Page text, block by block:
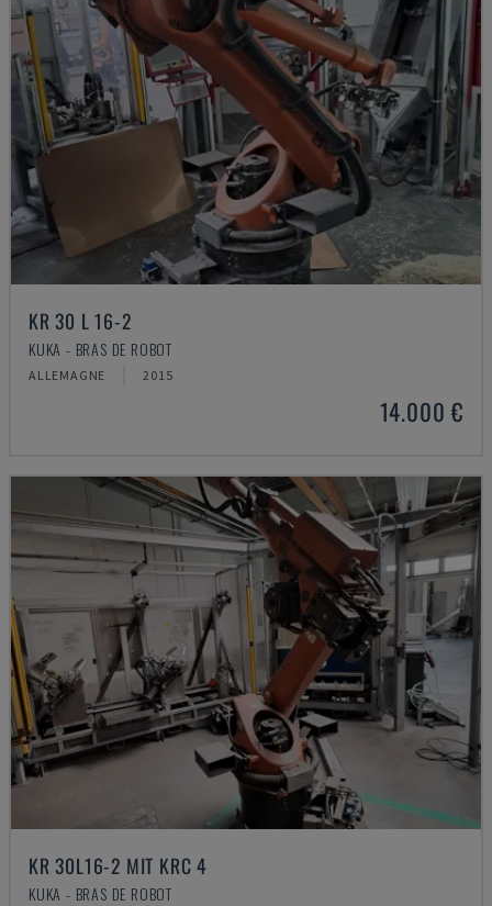
KR 30 L 16-2
KUKA - BRAS DE ROBOT
ALLEMAGNE 2015
14.000 €
KR 30L16-2 MIT KRC 4
KUKA - BRAS DE ROBOT